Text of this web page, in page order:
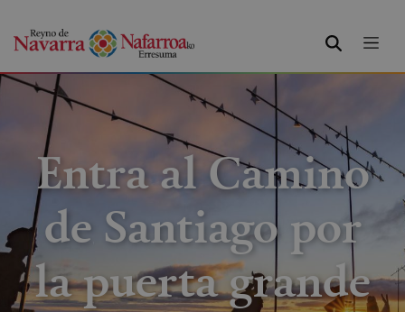
BUSCAR
Entra al Camino
de Santiago por
la puerta grande